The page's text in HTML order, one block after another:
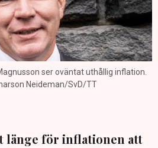
ser oväntat uthållig inflation.
Neideman/SvD/TT
länge för inflationen att